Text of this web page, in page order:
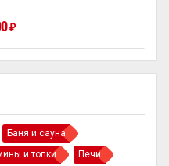
Баня и сауна
и топки
Печи
₽